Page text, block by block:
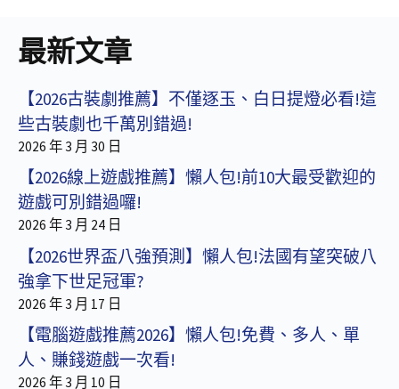
最新文章
【2026古裝劇推薦】不僅逐玉、白日提燈必看!這
些古裝劇也千萬別錯過!
2026 年 3 月 30 日
【2026線上遊戲推薦】懶人包!前10大最受歡迎的
遊戲可別錯過囉!
2026 年 3 月 24 日
【2026世界盃八強預測】懶人包!法國有望突破八
強拿下世足冠軍?
2026 年 3 月 17 日
【電腦遊戲推薦2026】懶人包!免費、多人、單
人、賺錢遊戲一次看!
2026 年 3 月 10 日